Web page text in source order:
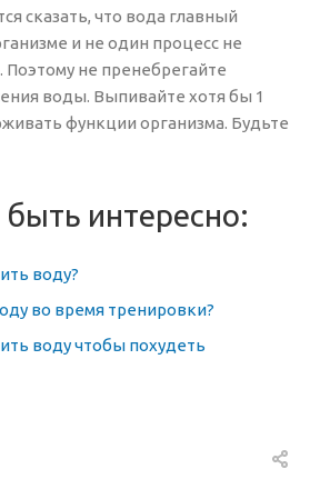
сказать, что вода главный
и не один процесс не
Поэтому не пренебрегайте
воды. Выпивайте хотя бы 1
функции организма. Будьте
интересно:
воду?
во время тренировки?
воду чтобы похудеть